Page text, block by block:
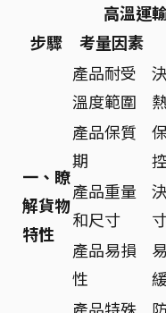
高溫運
步驟
考量因素
一、瞭
解貨物
特性
產品耐受
溫度範圍
產品保質
期
產品重量
和尺寸
產品易損
性